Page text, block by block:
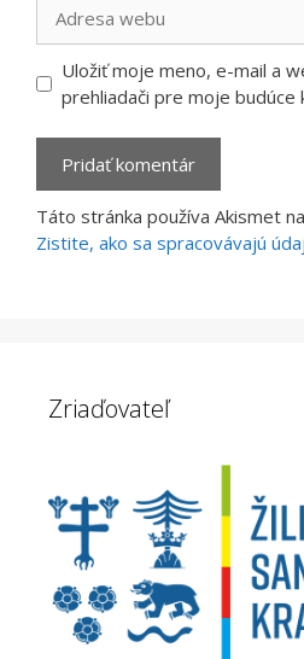
webu
Uložiť moje meno, e-mail a
prehliadači pre moje budúce
Táto stránka používa Akismet
Zistite, ako sa spracovávajú
Zriaďovateľ